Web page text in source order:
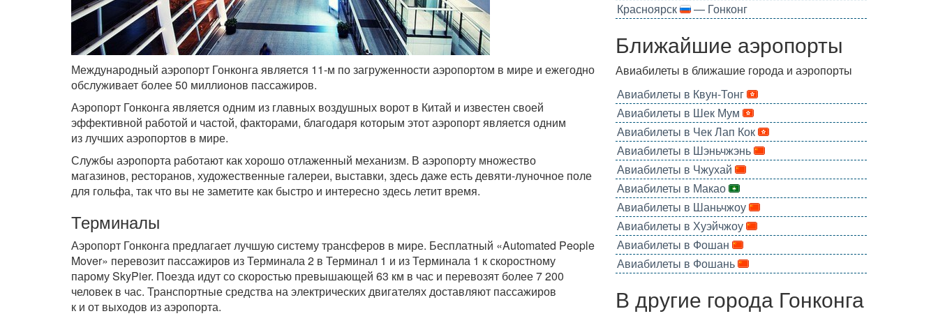
Международный аэропорт Гонконга является 11-м по загруженности аэропортом в мире и ежегодно
обслуживает более 50 миллионов пассажиров.
Аэропорт Гонконга является одним из главных воздушных ворот в Китай и известен своей
эффективной работой и частой, факторами, благодаря которым этот аэропорт является одним
из лучших аэропортов в мире.
Службы аэропорта работают как хорошо отлаженный механизм. В аэропорту множество
магазинов, ресторанов, художественные галереи, выставки, здесь даже есть девяти-луночное поле
для гольфа, так что вы не заметите как быстро и интересно здесь летит время.
Терминалы
Аэропорт Гонконга предлагает лучшую систему трансферов в мире. Бесплатный «Automated People
Mover» перевозит пассажиров из Терминала 2 в Терминал 1 и из Терминала 1 к скоростному
парому SkyPier. Поезда идут со скоростью превышающей 63 км в час и перевозят более 7 200
человек в час. Транспортные средства на электрических двигателях доставляют пассажиров
к и от выходов из аэропорта.
Красноярск
— Гонконг
Ближайшие аэропорты
Авиабилеты в ближашие города и аэропорты
Авиабилеты в Квун-Тонг
Авиабилеты в Шек Мум
Авиабилеты в Чек Лап Кок
Авиабилеты в Шэньчжэнь
Авиабилеты в Чжухай
Авиабилеты в Макао
Авиабилеты в Шаньчжоу
Авиабилеты в Хуэйчжоу
Авиабилеты в Фошан
Авиабилеты в Фошань
В другие города Гонконга